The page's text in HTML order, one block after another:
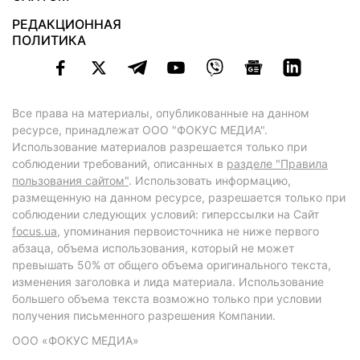
РЕДАКЦИОННАЯ
ПОЛИТИКА
Все права на материалы, опубликованные на данном
ресурсе, принадлежат ООО "ФОКУС МЕДИА".
Использование материалов разрешается только при
соблюдении требований, описанных в разделе "Правила
пользования сайтом". Использовать информацию,
размещенную на данном ресурсе, разрешается только при
соблюдении следующих условий: гиперссылки на Сайт
focus.ua, упоминания первоисточника не ниже первого
абзаца, объема использования, который не может
превышать 50% от общего объема оригинального текста,
изменения заголовка и лида материала. Использование
большего объема текста возможно только при условии
получения письменного разрешения Компании.
ООО «ФОКУС МЕДИА»